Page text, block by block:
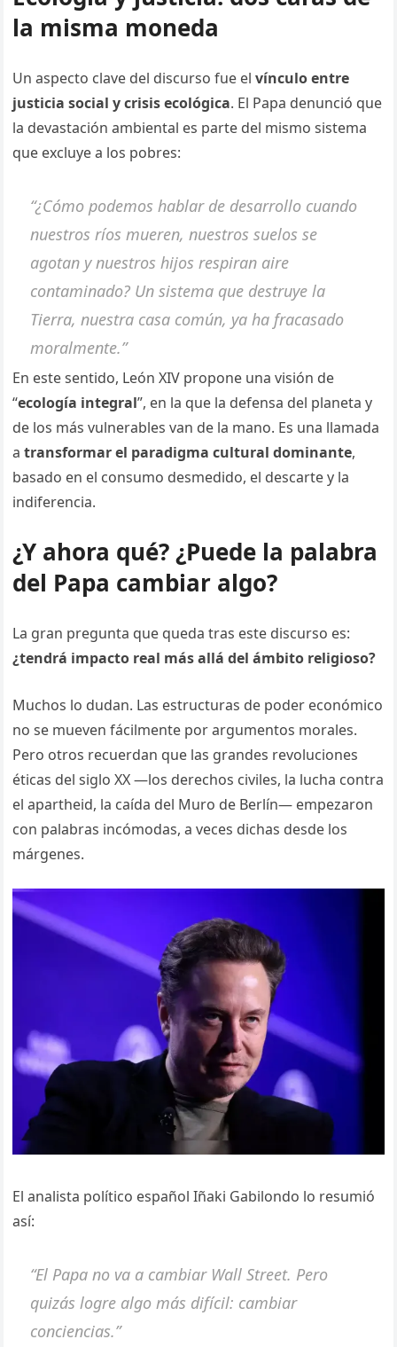
la misma moneda
Un aspecto clave del discurso fue elvínculo entre
justicia social y crisis ecológica. El Papa denunció que
la devastación ambiental es parte del mismo sistema
que excluye a los pobres:
“¿Cómo podemos hablar de desarrollo cuando
nuestros ríos mueren, nuestros suelos se
agotan y nuestros hijos respiran aire
contaminado? Un sistema que destruye la
Tierra, nuestra casa común, ya ha fracasado
moralmente.”
En este sentido, León XIV propone una visión de
“ecología integral”, en la que la defensa del planeta y
de los más vulnerables van de la mano. Es una llamada
atransformar el paradigma cultural dominante,
basado en el consumo desmedido, el descarte y la
indiferencia.
¿Y ahora qué? ¿Puede la palabra
del Papa cambiar algo?
La gran pregunta que queda tras este discurso es:
¿tendrá impacto real más allá del ámbito religioso?
Muchos lo dudan. Las estructuras de poder económico
no se mueven fácilmente por argumentos morales.
Pero otros recuerdan que las grandes revoluciones
éticas del siglo XX —los derechos civiles, la lucha contra
el apartheid, la caída del Muro de Berlín— empezaron
con palabras incómodas, a veces dichas desde los
márgenes.
El analista político español Iñaki Gabilondo lo resumió
así:
“El Papa no va a cambiar Wall Street. Pero
quizás logre algo más difícil: cambiar
conciencias.”